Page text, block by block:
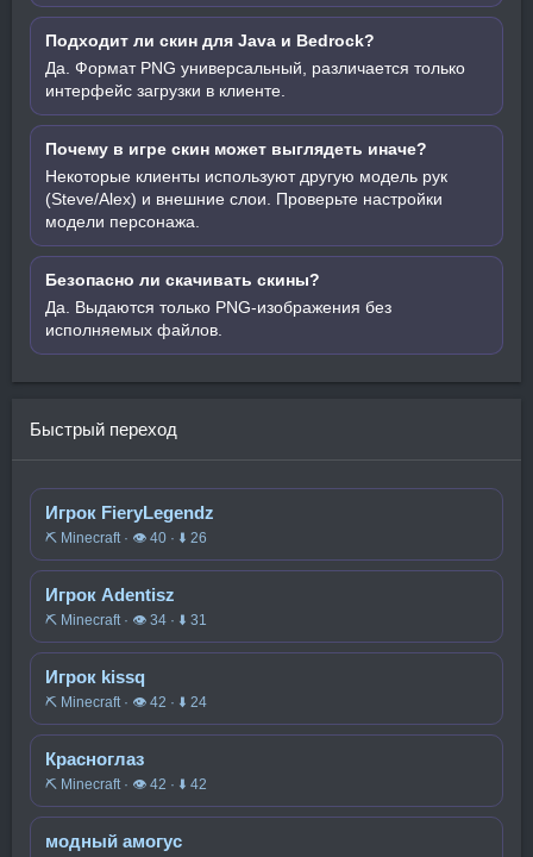
Подходит ли скин для Java и Bedrock?
Да. Формат PNG универсальный, различается только
интерфейс загрузки в клиенте.
Почему в игре скин может выглядеть иначе?
Некоторые клиенты используют другую модель рук
(Steve/Alex) и внешние слои. Проверьте настройки
модели персонажа.
Безопасно ли скачивать скины?
Да. Выдаются только PNG-изображения без
исполняемых файлов.
Быстрый переход
Игрок FieryLegendz
⛏️ Minecraft · 👁 40 · ⬇ 26
Игрок Adentisz
⛏️ Minecraft · 👁 34 · ⬇ 31
Игрок kissq
⛏️ Minecraft · 👁 42 · ⬇ 24
Красноглаз
⛏️ Minecraft · 👁 42 · ⬇ 42
модный амогус